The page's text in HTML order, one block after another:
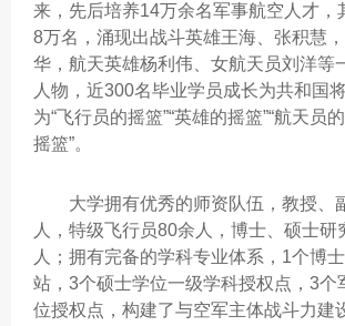
来，先后培养14万余名军事航空人才，
8万名，涌现出战斗英雄王海、张积慧
华，航天英雄杨利伟、女航天员刘洋等
人物，近300名毕业学员成长为共和国
为“飞行员的摇篮”“英雄的摇篮”“航天员
摇篮”。
大学拥有优秀的师资队伍，教授、
人，特级飞行员80余人，博士、硕士研
人；拥有完备的学科专业体系，1个博
站，3个硕士学位一级学科授权点，3个
位授权点，构建了与空军主体战斗力建